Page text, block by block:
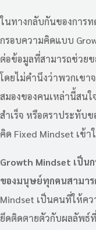
ในทางกลับกันของการ
กรอบความคิดแบบ
ต่อข้อมูลที่สามารถช่วย
โดยไม่คำนึงว่าพวกเข
สมองของคนเหล่านี้สนใ
สำเร็จ หรือตราประทับ
คิด Fixed Mindset เข้า
Growth Mindset เป็น
ของมนุษย์ทุกคนสามาร
Mindset เป็นคนที่ให้ค
ยึดติดตายตัวกับผลลัพธ์